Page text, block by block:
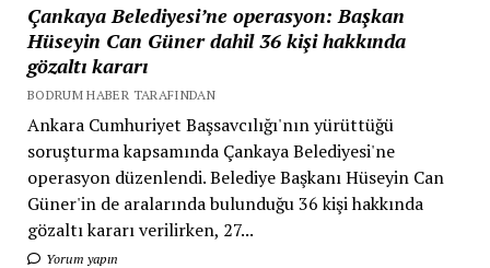
Çankaya Belediyesi’ne operasyon: Başkan
Hüseyin Can Güner dahil 36 kişi hakkında
gözaltı kararı
BODRUM HABER TARAFINDAN
Ankara Cumhuriyet Başsavcılığı'nın yürüttüğü
soruşturma kapsamında Çankaya Belediyesi'ne
operasyon düzenlendi. Belediye Başkanı Hüseyin Can
Güner'in de aralarında bulunduğu 36 kişi hakkında
gözaltı kararı verilirken, 27...
Yorum yapın